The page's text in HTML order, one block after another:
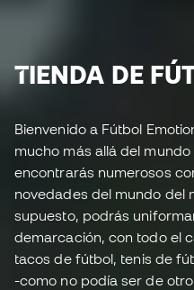
TIENDA DE
Bienvenido a Fútbol
mucho más allá del
encontrarás numerosos
novedades del mundo del
supuesto, podrás
demarcación, con todo el
tacos de fútbol, tenis de
-como no podía ser de